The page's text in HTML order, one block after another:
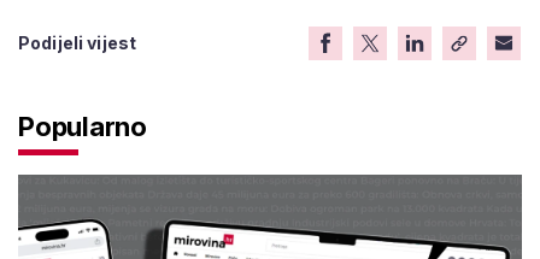
Podijeli vijest
Popularno